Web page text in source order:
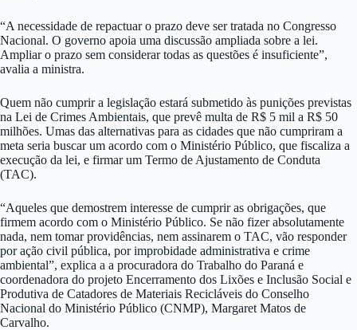
“A necessidade de repactuar o prazo deve ser tratada no Congresso
Nacional. O governo apoia uma discussão ampliada sobre a lei.
Ampliar o prazo sem considerar todas as questões é insuficiente”,
avalia a ministra.
Quem não cumprir a legislação estará submetido às punições previstas
na Lei de Crimes Ambientais, que prevê multa de R$ 5 mil a R$ 50
milhões. Umas das alternativas para as cidades que não cumpriram a
meta seria buscar um acordo com o Ministério Público, que fiscaliza a
execução da lei, e firmar um Termo de Ajustamento de Conduta
(TAC).
“Aqueles que demostrem interesse de cumprir as obrigações, que
firmem acordo com o Ministério Público. Se não fizer absolutamente
nada, nem tomar providências, nem assinarem o TAC, vão responder
por ação civil pública, por improbidade administrativa e crime
ambiental”, explica a a procuradora do Trabalho do Paraná e
coordenadora do projeto Encerramento dos Lixões e Inclusão Social e
Produtiva de Catadores de Materiais Recicláveis do Conselho
Nacional do Ministério Público (CNMP), Margaret Matos de
Carvalho.